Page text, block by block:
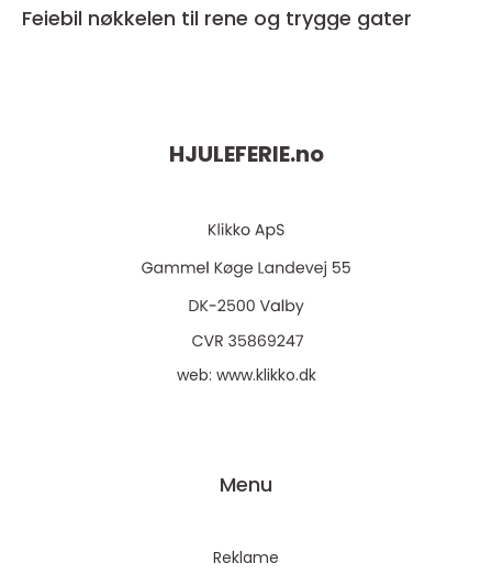
Feiebil nøkkelen til rene og trygge gater
HJULEFERIE.no
web: www.klikko.dk
Menu
Reklame